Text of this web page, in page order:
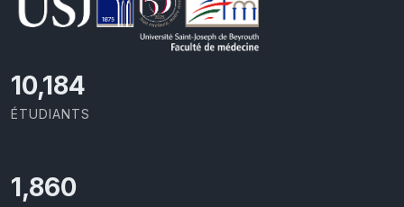
11,418
ÉTUDIANTS
2,086